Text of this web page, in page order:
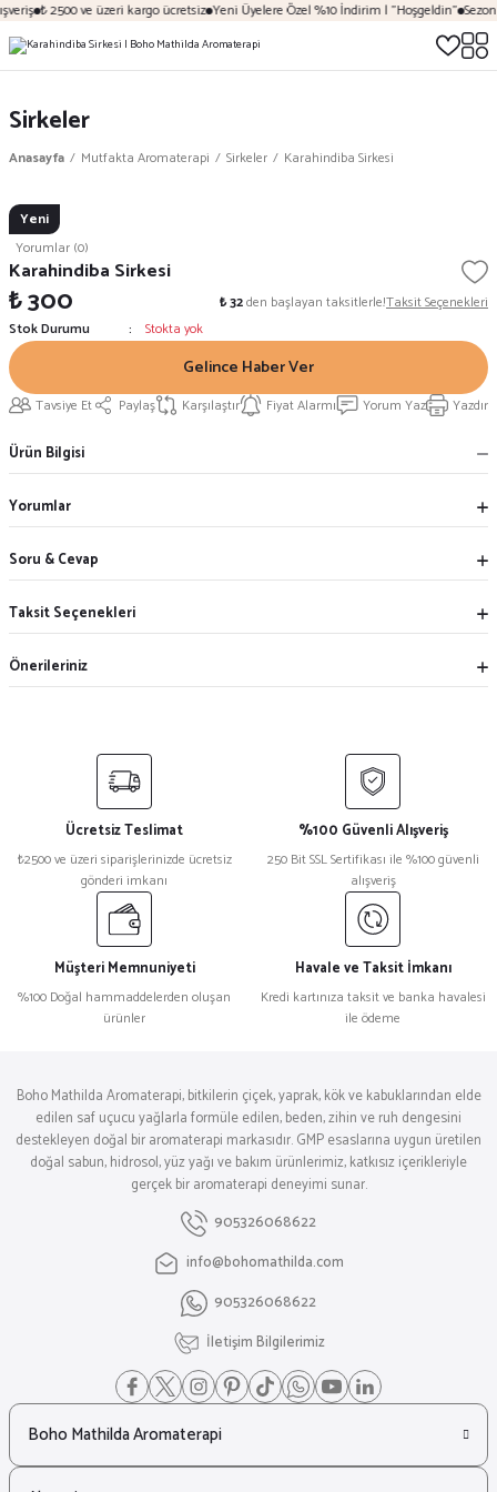
₺ 2500 ve üzeri kargo ücretsiz Yeni Üyelere Özel %10 İndirim | "Hoşgeldin"
Sirkeler
Anasayfa Mutfakta Aromaterapi Sirkeler Karahindiba Sirkesi
Yeni
Yorumlar (0)
Karahindiba Sirkesi
₺ 300 ₺ 32den başlayan taksitlerle!Taksit Seçenekleri
Stok Durumu
Stokta yok
Gelince Haber Ver
Tavsiye Et Paylaş Karşılaştır Fiyat Alarmı Yorum Yaz Yazdır
Ürün Bilgisi
Yorumlar
Soru & Cevap
Taksit Seçenekleri
Önerileriniz
Ücretsiz Teslimat
₺2500 ve üzeri siparişlerinizde ücretsiz
gönderi imkanı
%100 Güvenli Alışveriş
250 Bit SSL Sertifikası ile %100 güvenli
alışveriş
Müşteri Memnuniyeti
%100 Doğal hammaddelerden oluşan
ürünler
Havale ve Taksit İmkanı
Kredi kartınıza taksit ve banka havalesi
ile ödeme
Boho Mathilda Aromaterapi, bitkilerin çiçek, yaprak, kök ve kabuklarından elde
edilen saf uçucu yağlarla formüle edilen, beden, zihin ve ruh dengesini
destekleyen doğal bir aromaterapi markasıdır. GMP esaslarına uygun üretilen
doğal sabun, hidrosol, yüz yağı ve bakım ürünlerimiz, katkısız içerikleriyle
gerçek bir aromaterapi deneyimi sunar.
905326068622
info@bohomathilda.com
905326068622
İletişim Bilgilerimiz
Boho Mathilda Aromaterapi